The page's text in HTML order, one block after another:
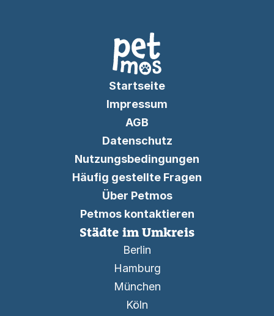
Startseite
Impressum
AGB
Datenschutz
Nutzungsbedingungen
Häufig gestellte Fragen
Über Petmos
Petmos kontaktieren
Städte im Umkreis
Berlin
Hamburg
München
Köln